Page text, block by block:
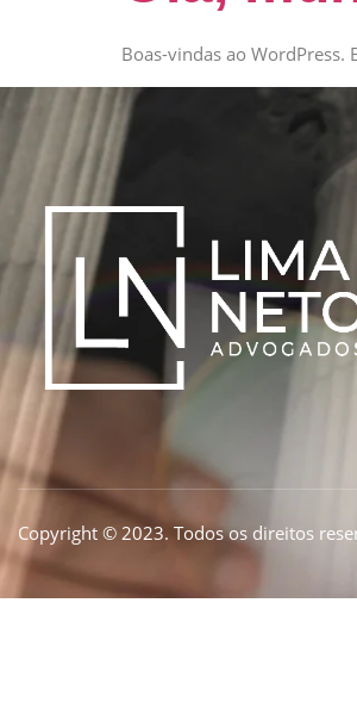
Boas-vindas ao WordPress.
Copyright © 2023. Todos os direitos